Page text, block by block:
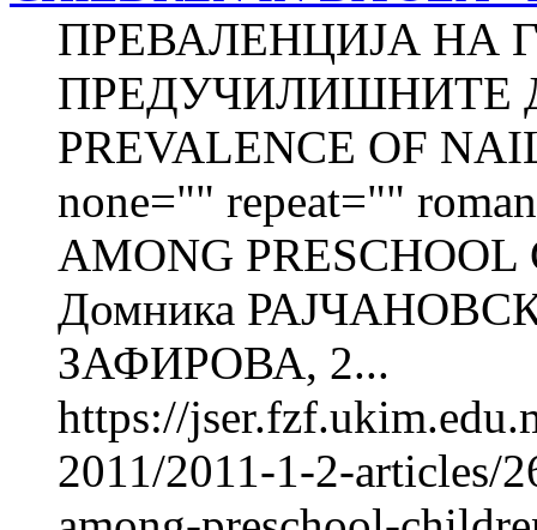
ПРЕВАЛЕНЦИЈА НА
ПРЕДУЧИЛИШНИТЕ
PREVALENCE OF
none="" repeat=""
AMONG
Домника
ЗАФИРОВА, 2...
https://
2011/2011-1-2-articles/